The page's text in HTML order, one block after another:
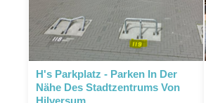
H's Parkplatz - Parken In Der
Nähe Des Stadtzentrums Von